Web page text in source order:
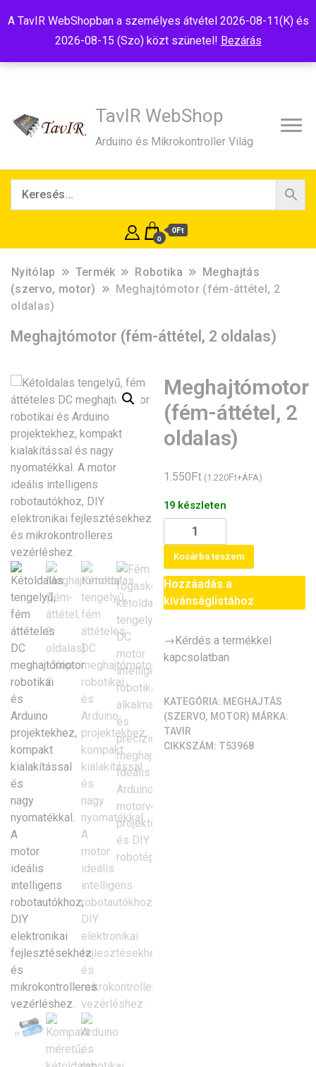
A TavIR WebShopban a személyes átvétel 2026-08-11(K) és
2026-08-15 (Szo) közt szünetel! Bezárás
TavIR WebShop
Arduino és Mikrokontroller Világ
0
0Ft
Nyitólap Termék Robotika
Meghajtás
(szervo, motor)
Meghajtómotor (fém-áttétel, 2
oldalas)
Meghajtómotor (fém-áttétel, 2 oldalas)
Meghajtómotor
(fém-áttétel, 2
oldalas)
1.550Ft (1.220Ft+ÁFA)
19 készleten
Meghajtómotor
(fém-
áttétel,
2
mennyiség
Kosárba teszem
Hozzáadás a
kívánságlistához
→Kérdés a termékkel
kapcsolatban
KATEGÓRIA: MEGHAJTÁS
(SZERVO, MOTOR) MÁRKA:
TAVIR
CIKKSZÁM: T53968